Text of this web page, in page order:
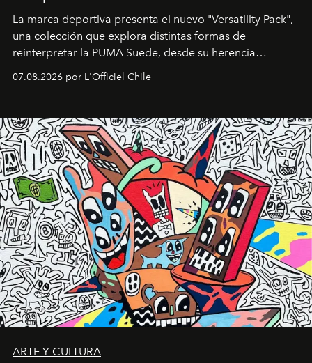
La marca deportiva presenta el nuevo "Versatility Pack",
una colección que explora distintas formas de
reinterpretar la PUMA Suede, desde su herencia
deportiva hasta una mirada moderna inspirada en el
diseño y el universo outdoor.
07.08.2026 por L'Officiel Chile
ARTE Y CULTURA